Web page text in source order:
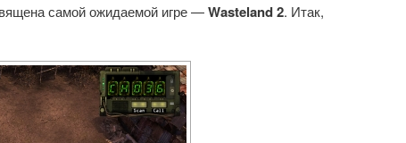
самой ожидаемой игре —Wasteland 2. Итак,